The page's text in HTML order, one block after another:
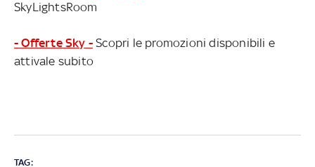
SkyLightsRoom
- Offerte Sky - Scopri le promozioni disponibili e
attivale subito
TAG: